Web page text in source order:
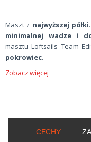
Maszt z najwyższej półki
minimalnej wadzei
masztu Loftsails Team
pokrowiec.
Zobacz więcej
CECHY